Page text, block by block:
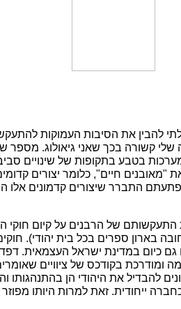
להבין את הסיבות העמוקות
קשורה בכך שאני גיאולוג. מספר
בטבע בתקופות של שינויים
חיים", כלומר יצורים
התברר שיצורים קדמונים אלו
של הרבנים על קיום חוקי
בארון ספרים בכל בית יהודי).
גם כיום במדינת ישראל העצמאית.
ומודרכת בקודכס של ציוויים
להבדיל את היהודי הן בהתנהגותו
ייחודית. זאת למרות היותו מפוזר